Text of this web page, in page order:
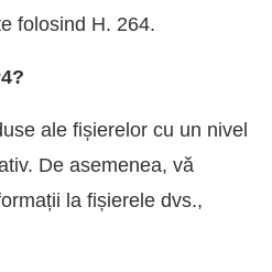
folosind H. 264.
ale fișierelor cu un nivel
De asemenea, vă
la fișierele dvs.,